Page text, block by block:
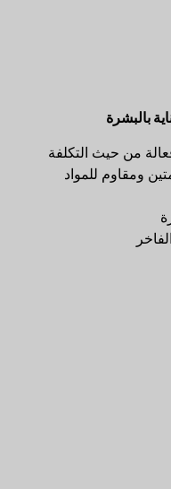
بالبشرة
من حيث التكلفة
ومقاوم للمواد